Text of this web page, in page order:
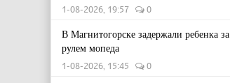
1-08-2026, 19:57 0
В Магнитогорске задержали ребенка за
рулем мопеда
1-08-2026, 15:45 0